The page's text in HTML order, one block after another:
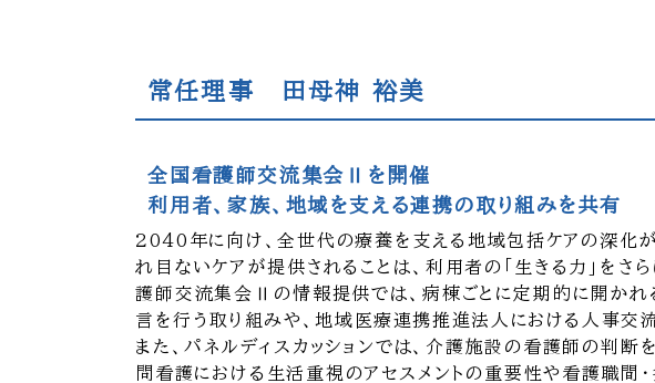
常任理事 田母神 裕美
全国看護師交流集会Ⅱを開催
利用者、家族、地域を支える連携の取り組みを共有
2040年に向け、全世代の療養を支える地域包括ケアの深化
れ目ないケアが提供されることは、利用者の「生きる力」を
護師交流集会Ⅱの情報提供では、病棟ごとに定期的に開かれ
言を行う取り組みや、地域医療連携推進法人における人事交
また、パネルディスカッションでは、介護施設の看護師の判
問看護における生活重視のアセスメントの重要性や看護職